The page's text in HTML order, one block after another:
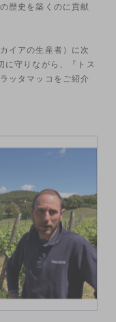
歴史を築くのに貢献
イアの生産者）に次
に守りながら、『トス
ッタマッコをご紹介